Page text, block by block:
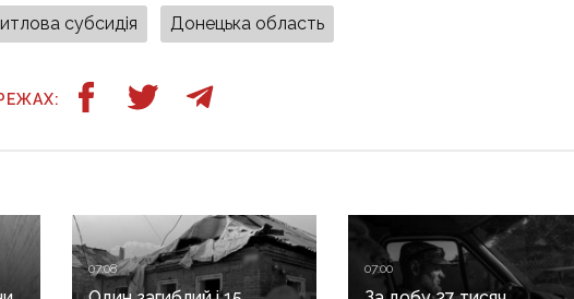
субсидія Донецька область
07:08 07:00